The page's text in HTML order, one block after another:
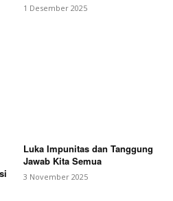
1 Desember 2025
Luka Impunitas dan Tanggung
Jawab Kita Semua
3 November 2025